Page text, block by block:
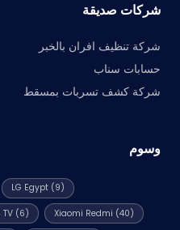
شركات صديقة
شركة تنظيف افران بالخبر
حسابات سناب
شركة كشف تسربات بمسقط
وسوم
LG Egypt(9)
TV(6) Xiaomi Redmi (40)